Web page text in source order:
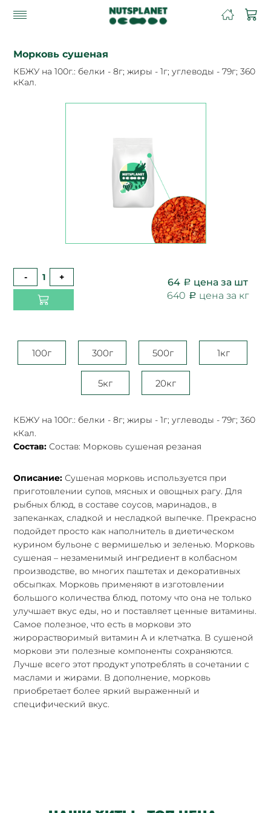
Морковь сушеная
КБЖУ на 100г.: белки - 8г; жиры - 1г; углеводы - 79г; 360
кКал.
- + 64
цена за шт
640
цена за кг
100г 300г 500г 1кг
5кг 20кг
КБЖУ на 100г.: белки - 8г; жиры - 1г; углеводы - 79г; 360
кКал.
Состав: Состав: Морковь сушеная резаная
Описание: Сушеная морковь используется при
приготовлении супов, мясных и овощных рагу. Для
рыбных блюд, в составе соусов, маринадов., в
запеканках, сладкой и несладкой выпечке. Прекрасно
подойдет просто как наполнитель в диетическом
курином бульоне с вермишелью и зеленью. Морковь
сушеная – незаменимый ингредиент в колбасном
производстве, во многих паштетах и декоративных
обсыпках. Морковь применяют в изготовлении
большого количества блюд, потому что она не только
улучшает вкус еды, но и поставляет ценные витамины.
Самое полезное, что есть в моркови это
жирорастворимый витамин А и клетчатка. В сушеной
моркови эти полезные компоненты сохраняются.
Лучше всего этот продукт употреблять в сочетании с
маслами и жирами. В дополнение, морковь
приобретает более яркий выраженный и
специфический вкус.